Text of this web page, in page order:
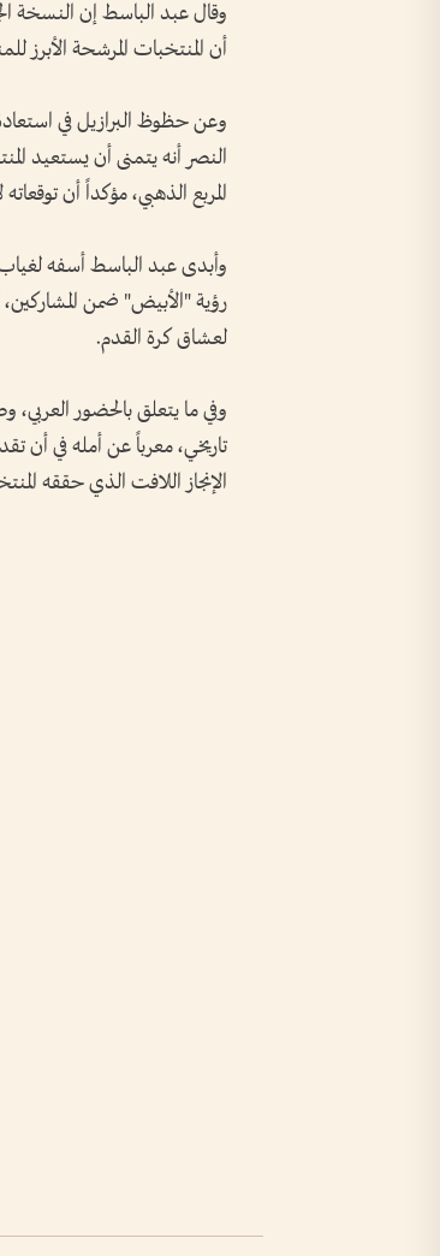
وقال عبد الباسط إن النسخة
أن المنتخبات المرشحة الأبرز
النصر أنه يتمنى أن يستعيد
المربع الذهبي، مؤكداً أن
وأبدى عبد الباسط أسفه لغياب
رؤية "الأبيض" ضمن المشاركين،
لعشاق كرة القدم.
وفي ما يتعلق بالحضور
تاريخي، معرباً عن أمله في أن
الإنجاز اللافت الذي حققه